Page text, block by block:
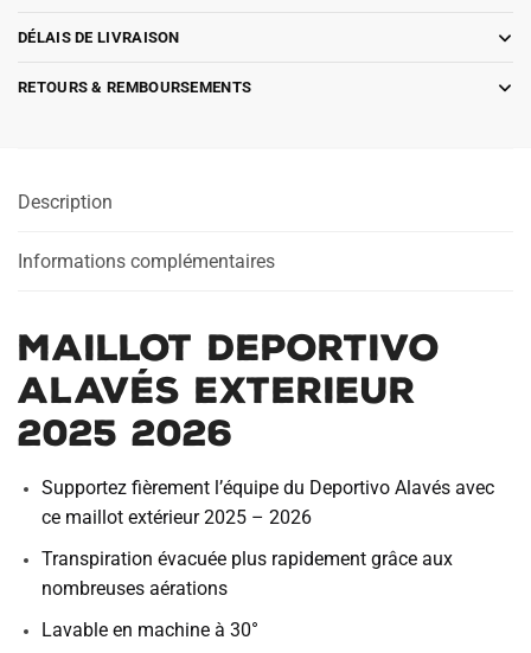
DÉLAIS DE LIVRAISON
RETOURS & REMBOURSEMENTS
Description
Informations complémentaires
Maillot Deportivo
Alavés Exterieur
2025 2026
Supportez fièrement l’équipe du Deportivo Alavés avec
ce maillot extérieur 2025 – 2026
Transpiration évacuée plus rapidement grâce aux
nombreuses aérations
Lavable en machine à 30°